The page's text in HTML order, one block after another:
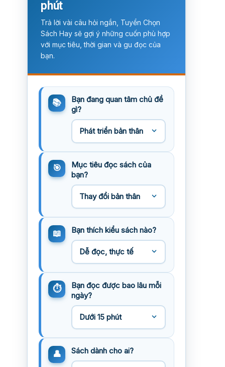
phút
Trả lời vài câu hỏi ngắn, Tuyển Chọn
Sách Hay sẽ gợi ý những cuốn phù hợp
với mục tiêu, thời gian và gu đọc của
bạn.
Bạn đang quan tâm chủ đề
gì?
Mục tiêu đọc sách của
bạn?
Bạn thích kiểu sách nào?
Bạn đọc được bao lâu mỗi
ngày?
Sách dành cho ai?